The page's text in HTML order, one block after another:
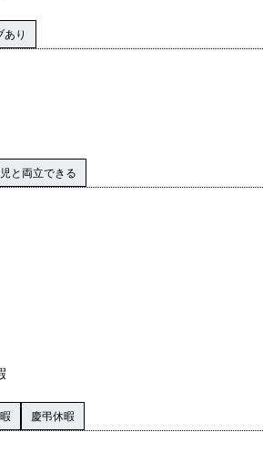
あり
と両立できる
慶弔休暇